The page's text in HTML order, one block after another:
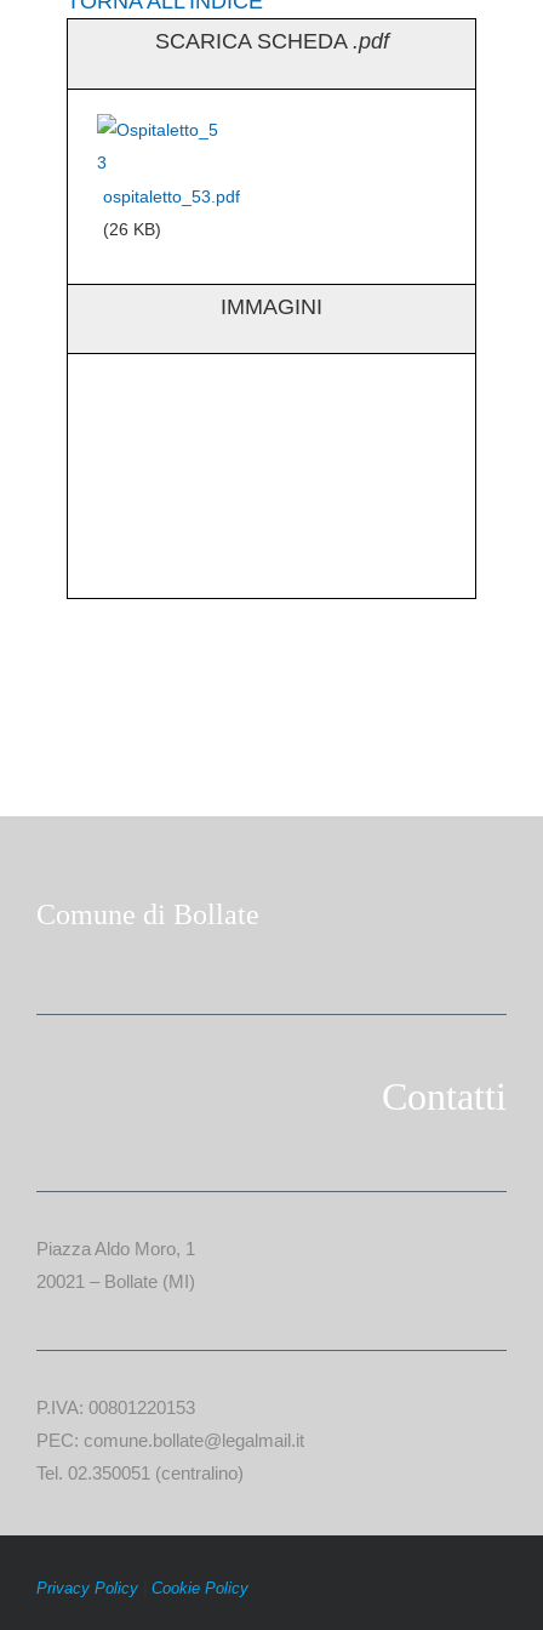
SCARICA SCHEDA .pdf
ospitaletto_53.pdf
(26 KB)
IMMAGINI
Comune di Bollate
Contatti
Piazza Aldo Moro, 1
20021 – Bollate (MI)
P.IVA: 00801220153
PEC: comune.bollate@legalmail.it
Tel. 02.350051 (centralino)
Privacy Policy| Cookie Policy